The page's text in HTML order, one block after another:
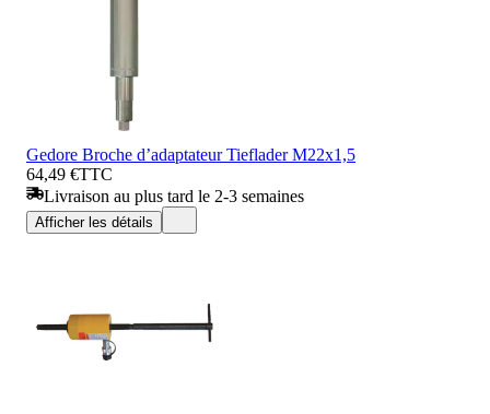
Gedore Broche d’adaptateur Tieflader M22x1,5
64,49 €TTC
Livraison au plus tard le 2-3 semaines
Afficher les détails